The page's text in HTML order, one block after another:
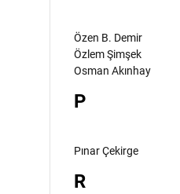
Özen B. Demir
Özlem Şimşek
Osman Akınhay
P
Pınar Çekirge
R